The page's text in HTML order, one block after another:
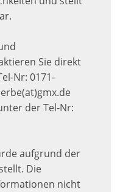
Sie direkt
Nr: 0171-
der Tel-Nr:
aufgrund der
Die
nicht